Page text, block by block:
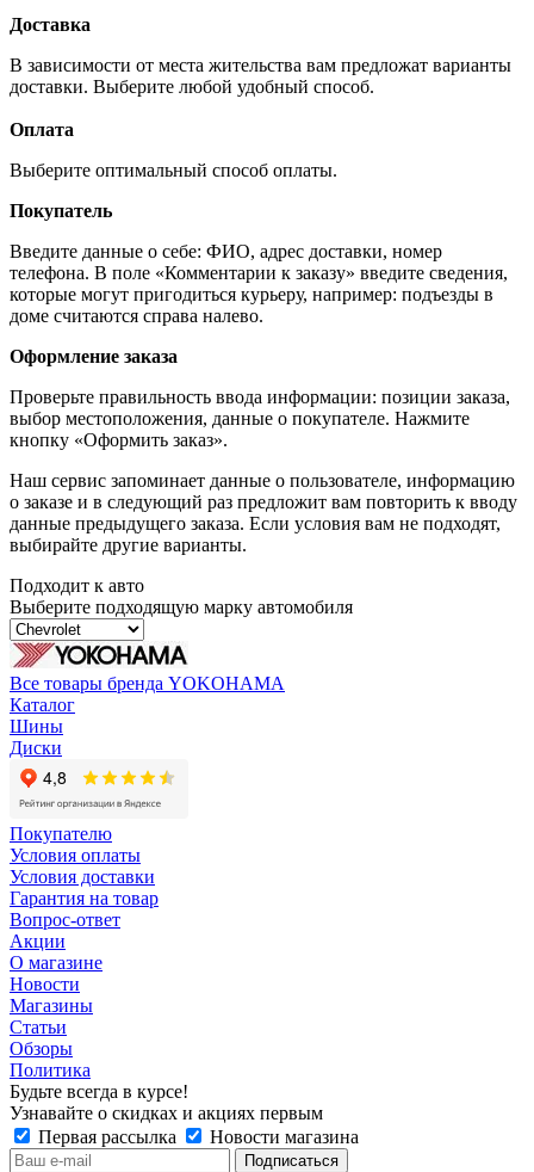
Доставка
В зависимости от места жительства вам предложат варианты
доставки. Выберите любой удобный способ.
Оплата
Выберите оптимальный способ оплаты.
Покупатель
Введите данные о себе: ФИО, адрес доставки, номер
телефона. В поле «Комментарии к заказу» введите сведения,
которые могут пригодиться курьеру, например: подъезды в
доме считаются справа налево.
Оформление заказа
Проверьте правильность ввода информации: позиции заказа,
выбор местоположения, данные о покупателе. Нажмите
кнопку «Оформить заказ».
Наш сервис запоминает данные о пользователе, информацию
о заказе и в следующий раз предложит вам повторить к вводу
данные предыдущего заказа. Если условия вам не подходят,
выбирайте другие варианты.
Подходит к авто
Выберите подходящую марку автомобиля
Все товары бренда YOKOHAMA
Каталог
Шины
Диски
Покупателю
Условия оплаты
Условия доставки
Гарантия на товар
Вопрос-ответ
Акции
О магазине
Новости
Магазины
Статьи
Обзоры
Политика
Будьте всегда в курсе!
Узнавайте о скидках и акциях первым
Первая рассылка
Новости магазина